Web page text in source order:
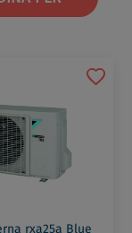
rxa25a Blue